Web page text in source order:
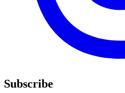
Subscribe